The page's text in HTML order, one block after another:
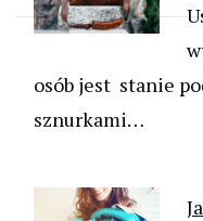
osób jest stanie
sznurkami…